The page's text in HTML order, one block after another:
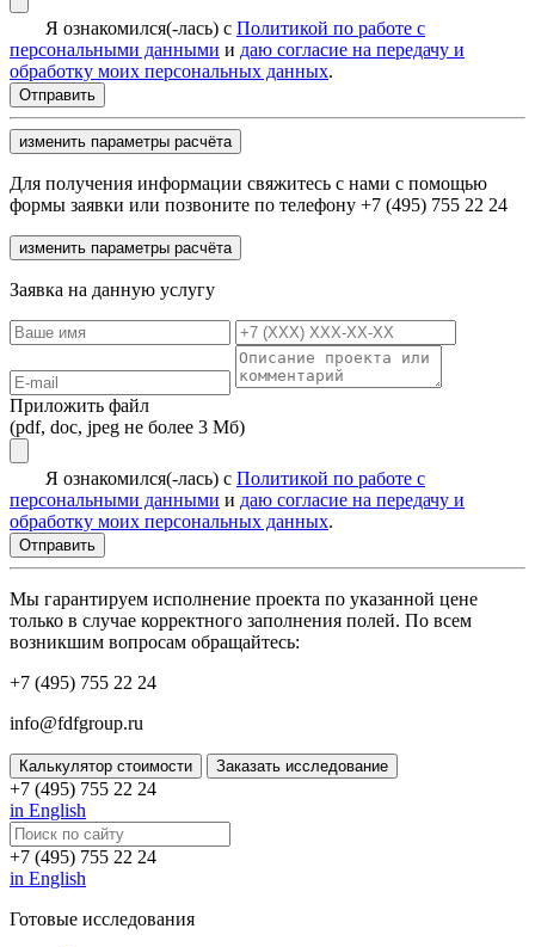
Я ознакомился(-лась) с Политикой по работе с
персональными данными и даю согласие на передачу и
обработку моих персональных данных.
изменить параметры расчёта
Для получения информации свяжитесь с нами с помощью
формы заявки или позвоните по телефону +7 (495) 755 22 24
изменить параметры расчёта
Заявка на данную услугу
Приложить файл
(pdf, doc, jpeg не более 3 Мб)
Я ознакомился(-лась) с Политикой по работе с
персональными данными и даю согласие на передачу и
обработку моих персональных данных.
Мы гарантируем исполнение проекта по указанной цене
только в случае корректного заполнения полей. По всем
возникшим вопросам обращайтесь:
+7 (495) 755 22 24
info@fdfgroup.ru
Калькулятор стоимости Заказать исследование
+7 (495) 755 22 24
in English
+7 (495) 755 22 24
in English
Готовые исследования